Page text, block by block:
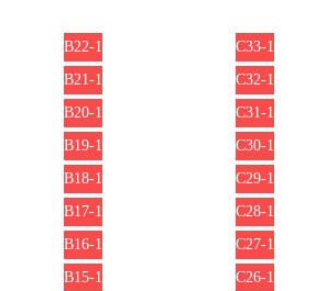
B22-1
C33-1
B21-1
C32-1
B20-1
C31-1
B19-1
C30-1
B18-1
C29-1
B17-1
C28-1
B16-1
C27-1
B15-1
C26-1